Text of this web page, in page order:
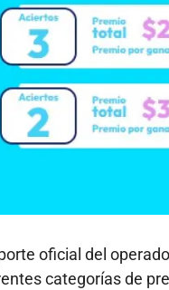
oficial del
categorías de